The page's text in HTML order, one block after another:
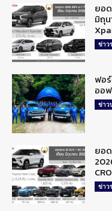
ยอ
มิถุ
ข่าว
ฟอ
ออ
ข่าว
ยอ
ข่าว